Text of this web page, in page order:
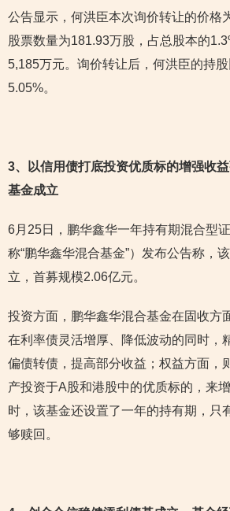
公告显示，何洪臣本次询价转让的价格
股票数量为181.93万股，占总股本的
5,185万元。询价转让后，何洪臣的持
5.05%。
3、以信用债打底投资优质标的增强收
基金成立
6月25日，鹏华鑫华一年持有期混合型
称“鹏华鑫华混合基金”）发布公告称，
立，首募规模2.06亿元。
投资方面，鹏华鑫华混合基金在固收方
在利率债灵活增厚、降低波动的同时，
偏债转债，提高部分收益；权益方面，
产投资于A股和港股中的优质标的，来
时，该基金还设置了一年的持有期，只
够赎回。